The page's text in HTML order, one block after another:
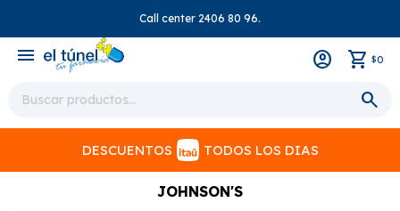
Call center 2406 80 96.
menu $0
DESCUENTOS TODOS LOS DIAS
JOHNSON'S
close